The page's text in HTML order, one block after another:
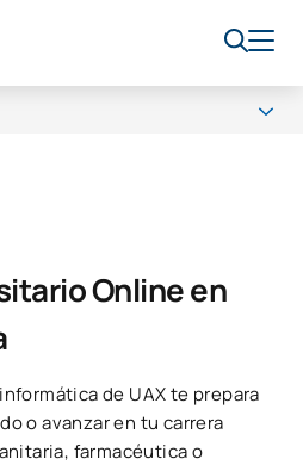
Online en
de UAX te prepara
o avanzar en tu carrera
farmacéutica o